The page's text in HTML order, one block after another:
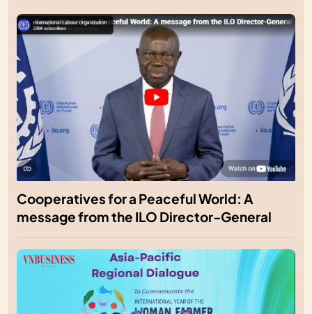
Cooperatives for a Peaceful World: A
message from the ILO Director-General